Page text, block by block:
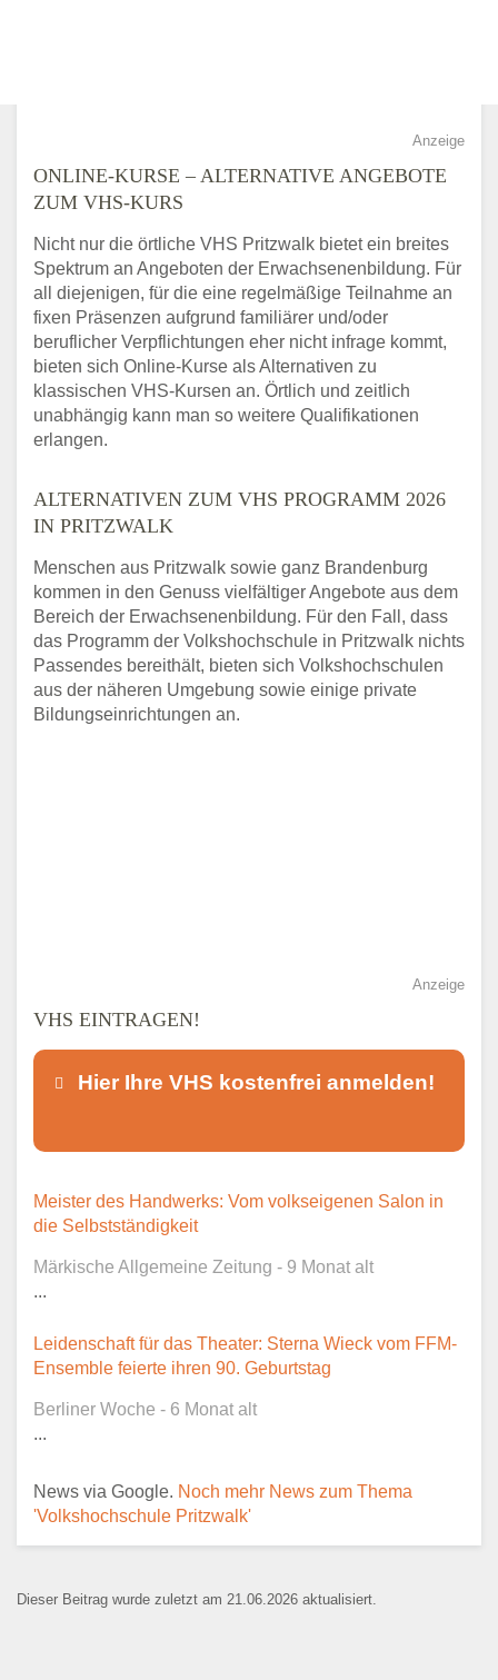
Anzeige
ONLINE-KURSE – ALTERNATIVE ANGEBOTE
ZUM VHS-KURS
Nicht nur die örtliche VHS Pritzwalk bietet ein breites
Spektrum an Angeboten der Erwachsenenbildung. Für
all diejenigen, für die eine regelmäßige Teilnahme an
fixen Präsenzen aufgrund familiärer und/oder
beruflicher Verpflichtungen eher nicht infrage kommt,
bieten sich Online-Kurse als Alternativen zu
klassischen VHS-Kursen an. Örtlich und zeitlich
unabhängig kann man so weitere Qualifikationen
erlangen.
ALTERNATIVEN ZUM VHS PROGRAMM 2026
IN PRITZWALK
Menschen aus Pritzwalk sowie ganz Brandenburg
kommen in den Genuss vielfältiger Angebote aus dem
Bereich der Erwachsenenbildung. Für den Fall, dass
das Programm der Volkshochschule in Pritzwalk nichts
Passendes bereithält, bieten sich Volkshochschulen
aus der näheren Umgebung sowie einige private
Bildungseinrichtungen an.
Anzeige
VHS EINTRAGEN!
Hier Ihre VHS kostenfrei anmelden!
Dieser Teil dient lediglich zur
Kontaktaufnahme und ist nicht
Ansprechpartner*
Meister des Handwerks: Vom volkseigenen Salon in
die Selbstständigkeit
Märkische Allgemeine Zeitung - 9 Monat alt
...
Leidenschaft für das Theater: Sterna Wieck vom FFM-
Ensemble feierte ihren 90. Geburtstag
Berliner Woche - 6 Monat alt
...
News via Google. Noch mehr News zum Thema
'Volkshochschule Pritzwalk'
Dieser Beitrag wurde zuletzt am 21.06.2026 aktualisiert.